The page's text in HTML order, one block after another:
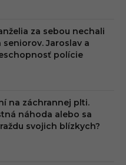
za sebou nechali
Jaroslav a
polície
na záchrannej plti.
náhoda alebo sa
svojich blízkych?